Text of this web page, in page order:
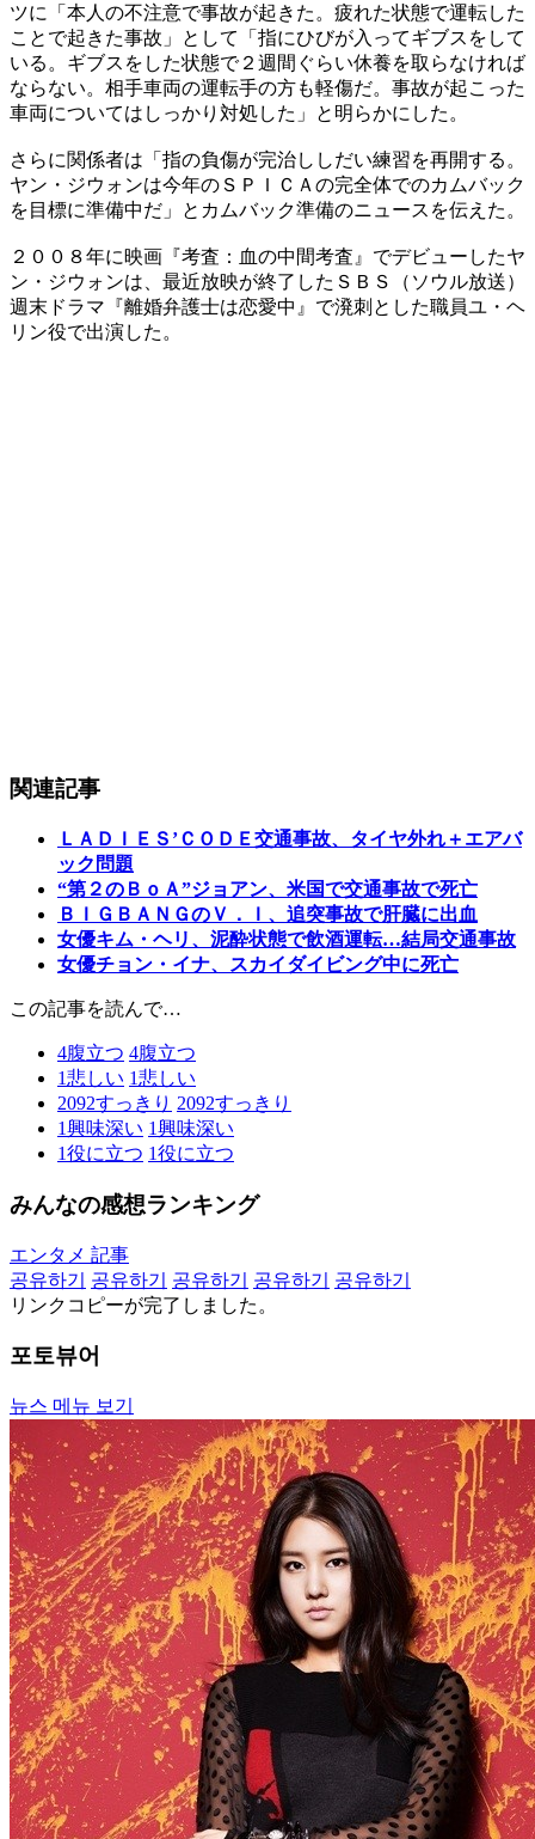
ツに「本人の不注意で事故が起きた。疲れた状態で運転した
ことで起きた事故」として「指にひびが入ってギブスをして
いる。ギブスをした状態で２週間ぐらい休養を取らなければ
ならない。相手車両の運転手の方も軽傷だ。事故が起こった
車両についてはしっかり対処した」と明らかにした。
さらに関係者は「指の負傷が完治ししだい練習を再開する。
ヤン・ジウォンは今年のＳＰＩＣＡの完全体でのカムバック
を目標に準備中だ」とカムバック準備のニュースを伝えた。
２００８年に映画『考査：血の中間考査』でデビューしたヤ
ン・ジウォンは、最近放映が終了したＳＢＳ（ソウル放送）
週末ドラマ『離婚弁護士は恋愛中』で溌刺とした職員ユ・ヘ
リン役で出演した。
関連記事
ＬＡＤＩＥＳ’ＣＯＤＥ交通事故、タイヤ外れ＋エアバ
ック問題
“第２のＢｏＡ”ジョアン、米国で交通事故で死亡
ＢＩＧＢＡＮＧのＶ．Ｉ、追突事故で肝臓に出血
女優キム・ヘリ、泥酔状態で飲酒運転…結局交通事故
女優チョン・イナ、スカイダイビング中に死亡
この記事を読んで…
4腹立つ 4腹立つ
1悲しい 1悲しい
2092すっきり 2092すっきり
1興味深い 1興味深い
1役に立つ 1役に立つ
みんなの感想ランキング
エンタメ 記事
공유하기
공유하기 공유하기 공유하기
공유하기
リンクコピーが完了しました。
포토뷰어
뉴스 메뉴 보기